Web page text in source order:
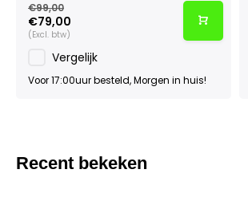
€99,00
€79,00
(Excl. btw)
Vergelijk
Voor 17:00uur besteld, Morgen in huis!
Recent bekeken